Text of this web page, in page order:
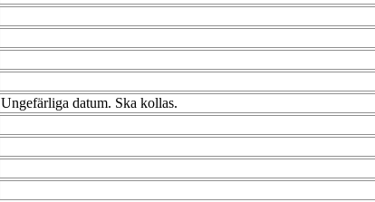
Ungefärliga datum. Ska kollas.